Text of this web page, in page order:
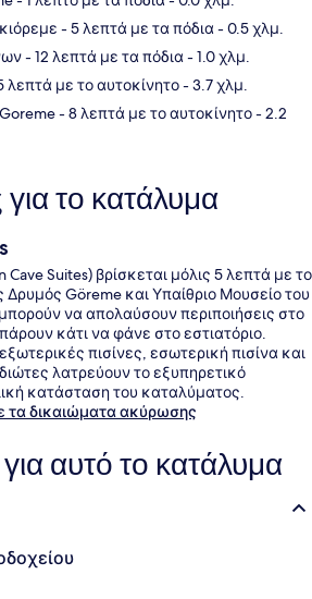
- 5 λεπτά με τα πόδια- 0.5 χλμ.
- 12 λεπτά με τα πόδια- 1.0 χλμ.
λεπτά με το αυτοκίνητο- 3.7 χλμ.
- 8 λεπτά με το αυτοκίνητο- 2.2
το κατάλυμα
Suites) βρίσκεται μόλις 5 λεπτά με το
Δρυμός Göreme και Υπαίθριο Μουσείο του
να απολαύσουν περιποιήσεις στο
κάτι να φάνε στο εστιατόριο.
πισίνες, εσωτερική πισίνα και
λατρεύουν το εξυπηρετικό
κατάσταση του καταλύματος.
τα δικαιώματα ακύρωσης
αυτό το κατάλυμα